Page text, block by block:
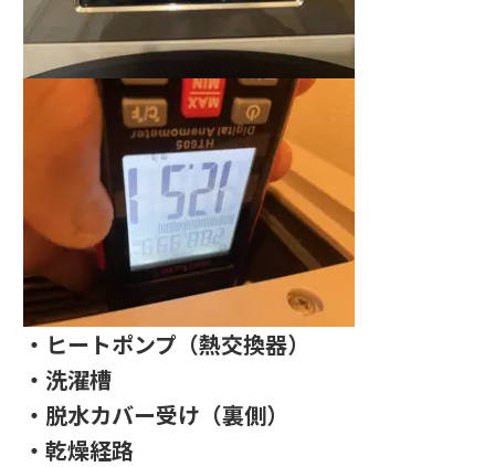
・ヒートポンプ（熱交換器）
・洗濯槽
・脱水カバー受け（裏側）
・乾燥経路